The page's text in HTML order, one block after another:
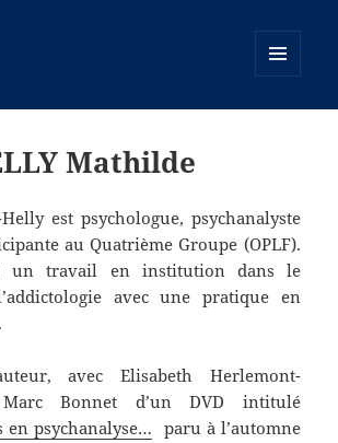
Mathilde
est psychologue, psychanalyste
au Quatrième Groupe (OPLF).
un travail en institution dans le
avec une pratique en
avec Elisabeth Herlemont-
Marc Bonnet d’un DVD intitulé
en psychanalyse… paru à l’automne